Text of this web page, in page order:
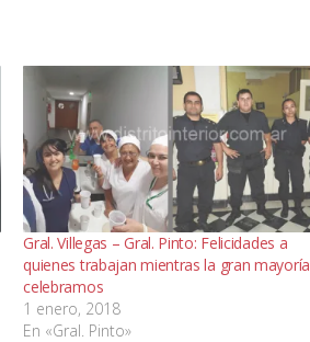
Gral. Villegas – Gral. Pinto: Felicidades a
quienes trabajan mientras la gran mayoría
celebramos
1 enero, 2018
En «Gral. Pinto»